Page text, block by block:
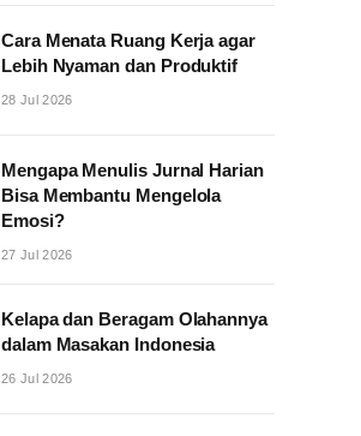
Cara Menata Ruang Kerja agar
Lebih Nyaman dan Produktif
28 Jul 2026
Mengapa Menulis Jurnal Harian
Bisa Membantu Mengelola
Emosi?
27 Jul 2026
Kelapa dan Beragam Olahannya
dalam Masakan Indonesia
26 Jul 2026